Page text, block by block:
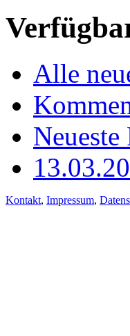
Alle
Kontakt, Impressum,